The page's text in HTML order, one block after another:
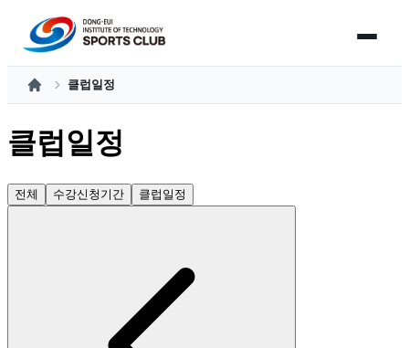
홈 클럽일정
클럽일정
전체 수강신청기간 클럽일정